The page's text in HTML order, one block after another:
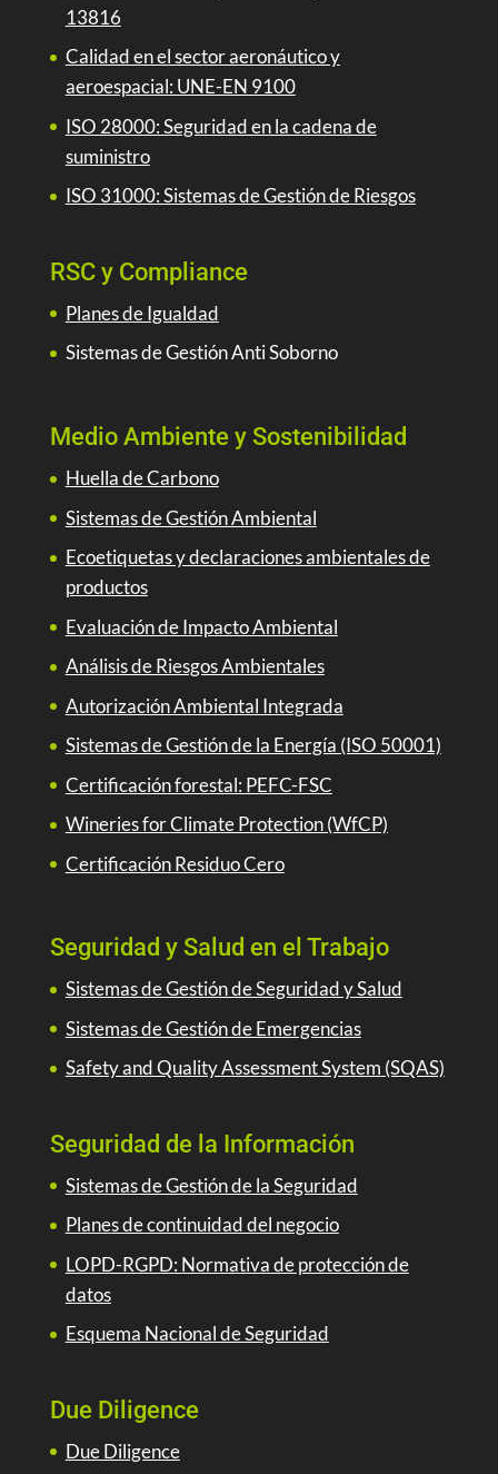
13816
Calidad en el sector aeronáutico y
aeroespacial: UNE-EN 9100
ISO 28000: Seguridad en la cadena de
suministro
ISO 31000: Sistemas de Gestión de Riesgos
RSC y Compliance
Planes de Igualdad
Sistemas de Gestión Anti Soborno
Medio Ambiente y Sostenibilidad
Huella de Carbono
Sistemas de Gestión Ambiental
Ecoetiquetas y declaraciones ambientales de
productos
Evaluación de Impacto Ambiental
Análisis de Riesgos Ambientales
Autorización Ambiental Integrada
Sistemas de Gestión de la Energía (ISO 50001)
Certificación forestal: PEFC-FSC
Wineries for Climate Protection (WfCP)
Certificación Residuo Cero
Seguridad y Salud en el Trabajo
Sistemas de Gestión de Seguridad y Salud
Sistemas de Gestión de Emergencias
Safety and Quality Assessment System (SQAS)
Seguridad de la Información
Sistemas de Gestión de la Seguridad
Planes de continuidad del negocio
LOPD-RGPD: Normativa de protección de
datos
Esquema Nacional de Seguridad
Due Diligence
Due Diligence